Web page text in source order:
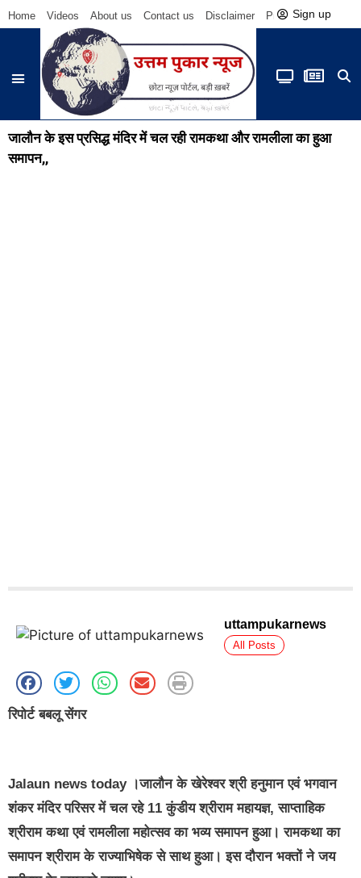
Home Videos About us Contact us Disclaimer Privacy Policy
Sign up
जालौन के इस प्रसिद्ध मंदिर में चल रही रामकथा और रामलीला का हुआ
समापन,,
uttampukarnews
All Posts
रिपोर्ट बबलू सेंगर
Jalaun news today।जालौन के खेरेश्वर श्री हनुमान एवं भगवान
शंकर मंदिर परिसर में चल रहे 11 कुंडीय श्रीराम महायज्ञ, साप्ताहिक
श्रीराम कथा एवं रामलीला महोत्सव का भव्य समापन हुआ। रामकथा का
समापन श्रीराम के राज्याभिषेक से साथ हुआ। इस दौरान भक्तों ने जय